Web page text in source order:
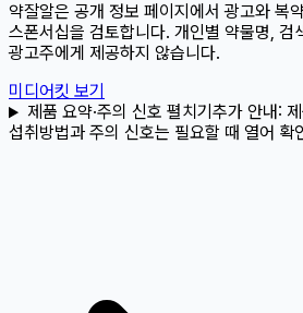
약잘알은 공개 정보 페이지에서 광고와 복
스폰서십을 검토합니다. 개인별 약물명, 검
광고주에게 제공하지 않습니다.
미디어킷 보기
제품 요약·주의 신호 펼치기 추가 안내:
섭취방법과 주의 신호는 필요할 때 열어 확